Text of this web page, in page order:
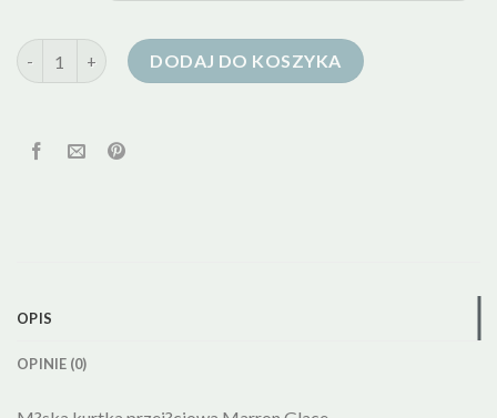
ilość kurtka z puchuDODAJ DO KOSZYKA
OPIS
OPINIE (0)